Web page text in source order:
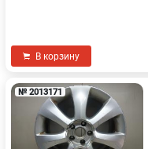
В корзину
№ 2013171